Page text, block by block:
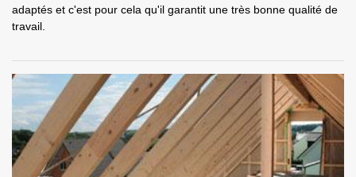
adaptés et c'est pour cela qu'il garantit une très bonne qualité de
travail.